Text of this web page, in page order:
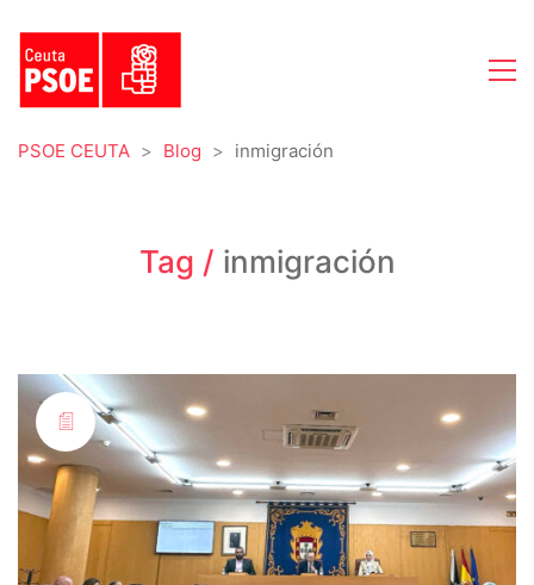
PSOE CEUTA > Blog > inmigración
Tag / inmigración